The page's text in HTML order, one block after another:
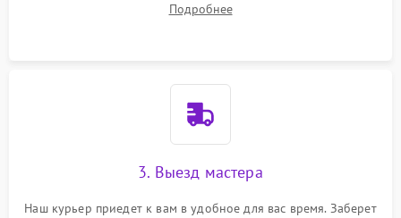
Подробнее
3. Выезд мастера
Наш курьер приедет к вам в удобное для вас время. Заберет